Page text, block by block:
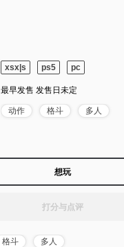
xsx|s ps5 pc
最早发售 发售日未定
动作 格斗 多人
想玩
打分与点评
格斗 多人